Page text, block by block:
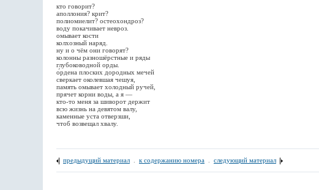
кто говорит?
аполлония? крит?
полиомиелит? остеохондроз?
воду покачивает невроз.
омывает кости
колхозный наряд.
ну и о чём они говорят?
колонны разношёрстные и ряды
глубоководной орды.
о́рдена плоских дородных мечей
сверкает околевшая чешуя,
память омывает холодный ручей,
прячет корни воды, а я —
кто-то меня за шиворот держит
всю жизнь на девятом валу,
каменные уста отверзши,
чтоб возвещал хвалу.
предыдущий материал к содержанию номера следующий материал